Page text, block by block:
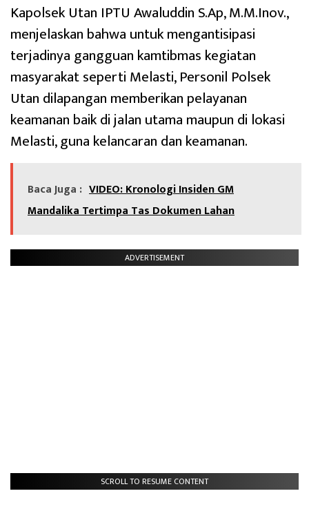
Kapolsek Utan IPTU Awaluddin S.Ap, M.M.Inov.,
menjelaskan bahwa untuk mengantisipasi
terjadinya gangguan kamtibmas kegiatan
masyarakat seperti Melasti, Personil Polsek
Utan dilapangan memberikan pelayanan
keamanan baik di jalan utama maupun di lokasi
Melasti, guna kelancaran dan keamanan.
Baca Juga : VIDEO: Kronologi Insiden GM
Mandalika Tertimpa Tas Dokumen Lahan
ADVERTISEMENT
SCROLL TO RESUME CONTENT